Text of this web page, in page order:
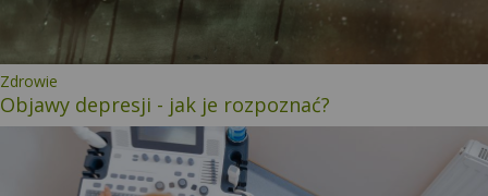
Kategoria:
Zdrowie
Objawy depresji - jak je rozpoznać?